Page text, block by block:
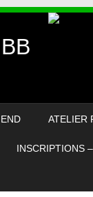
ATELIER
INSCRIPTIONS